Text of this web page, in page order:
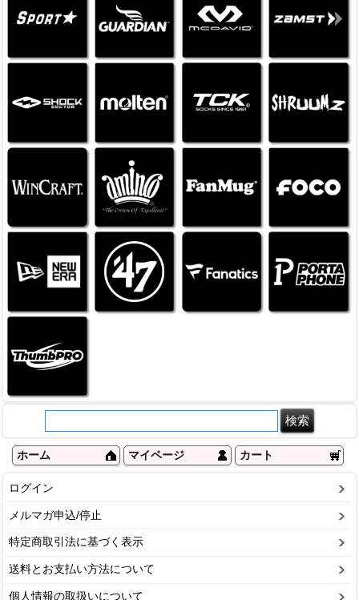
ホーム マイページ カート
ログイン
メルマガ申込/停止
特定商取引法に基づく表示
送料とお支払い方法について
個人情報の取扱いについて